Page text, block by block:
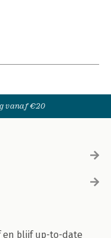
vanaf €20
en blijf up-to-date